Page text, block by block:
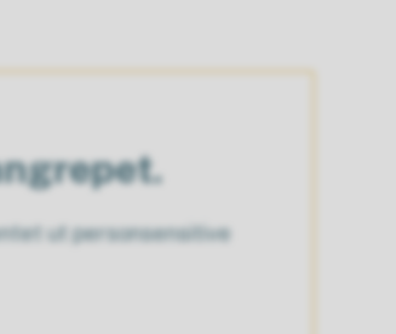
ut personsensitive